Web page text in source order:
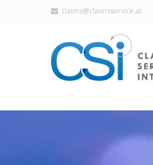
claims@claimsservice.at